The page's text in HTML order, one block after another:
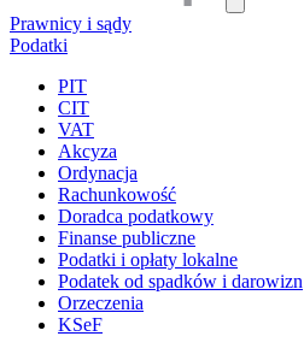
Prawnicy i sądy
Podatki
PIT
CIT
VAT
Akcyza
Ordynacja
Rachunkowość
Doradca podatkowy
Finanse publiczne
Podatki i opłaty lokalne
Podatek od spadków i darowizn
Orzeczenia
KSeF